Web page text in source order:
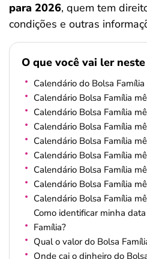
para 2026, quem tem
condições e outras
O que você vai ler
Calendário do Bolsa
Calendário Bolsa Família
Calendário Bolsa Família
Calendário Bolsa Família
Calendário Bolsa Família
Calendário Bolsa Família
Calendário Bolsa Família
Calendário Bolsa Família
Calendário Bolsa Família
Como identificar minha
Família?
Qual o valor do Bolsa
Onde cai o dinheiro do